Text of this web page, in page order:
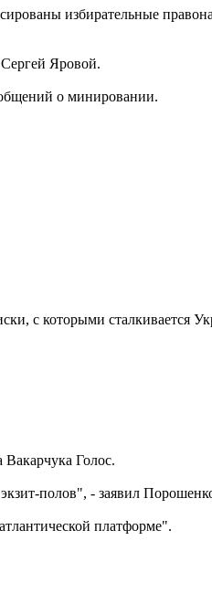
избирательные
Яровой.
о минировании.
с которыми сталкивается
Голос.
полов", - заявил
платформе".